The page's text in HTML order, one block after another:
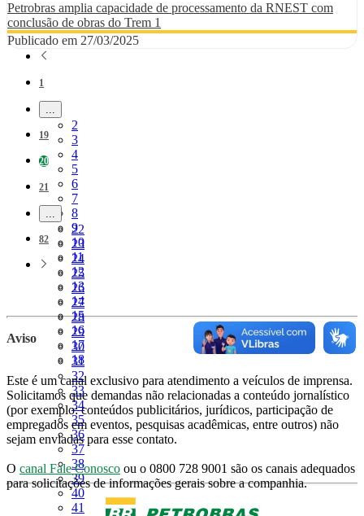
Petrobras amplia capacidade de processamento da RNEST com
conclusão de obras do Trem 1
Publicado em 27/03/2025
Página
1
...
Páginas intermediárias Usar ABA para navegar.
Página
2
Página
3
Página
4
Página
5
Página
6
Página
7
Página
8
Página
9
Página
10
Página
11
Página
12
Página
13
Página
14
Página
15
Página
16
Página
17
Página
18
Página
19
Página
20
Página
21
...
Páginas intermediárias Usar ABA para navegar.
Página
22
Página
23
Página
24
Página
25
Página
26
Página
27
Página
28
Página
29
Página
30
Página
31
Página
32
Página
33
Página
34
Página
35
Página
36
Página
37
Página
38
Página
39
Página
40
Página
41
Página
82
Aviso
Este é um canal exclusivo para atendimento a veículos de imprensa.
Solicitamos que demandas não relacionadas a conteúdo jornalístico
(por exemplo: conteúdos publicitários, jurídicos, participação de
empregados em eventos, pesquisas acadêmicas, entre outros) não
sejam enviadas para esse contato.
O canal Fale Conosco ou o 0800 728 9001 são os canais adequados
para solicitações de informações gerais sobre a companhia.